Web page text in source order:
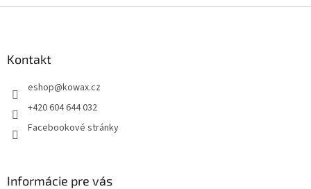
Kontakt
eshop@kowax.cz
+420 604 644 032
Facebookové stránky
Informácie pre vás